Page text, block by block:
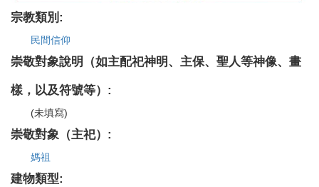
宗教類別:
民間信仰
崇敬對象說明（如主配祀神明、主保、聖人等神像、畫
樣，以及符號等）:
(未填寫)
崇敬對象（主祀）:
媽祖
建物類型: